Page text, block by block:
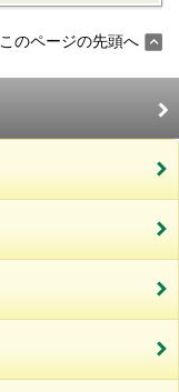
このページの先頭へ